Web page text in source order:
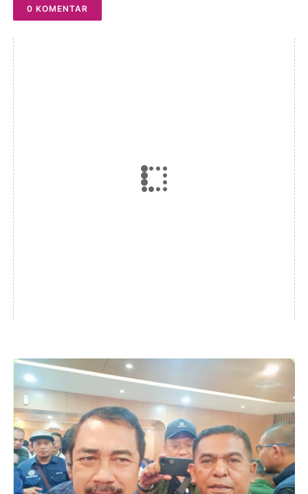
0 KOMENTAR